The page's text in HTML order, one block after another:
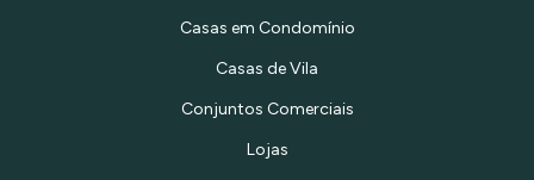
Casas em Condomínio
Casas de Vila
Conjuntos Comerciais
Lojas